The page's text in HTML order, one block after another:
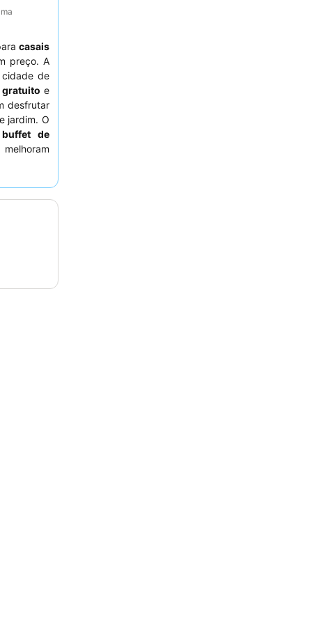
casais
preço. A
cidade de
gratuito e
desfrutar
jardim. O
buffet de
quarto